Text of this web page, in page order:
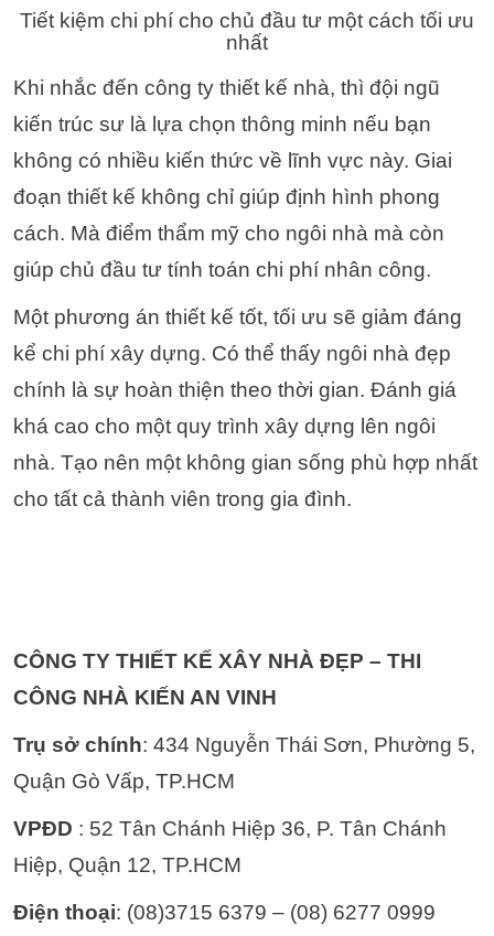
Tiết kiệm chi phí cho chủ đầu tư một cách tối ưu
nhất
Khi nhắc đến công ty thiết kế nhà, thì đội ngũ
kiến trúc sư là lựa chọn thông minh nếu bạn
không có nhiều kiến ​​thức về lĩnh vực này. Giai
đoạn thiết kế không chỉ giúp định hình phong
cách. Mà điểm thẩm mỹ cho ngôi nhà mà còn
giúp chủ đầu tư tính toán chi phí nhân công.
Một phương án thiết kế tốt, tối ưu sẽ giảm đáng
kể chi phí xây dựng. Có thể thấy ngôi nhà đẹp
chính là sự hoàn thiện theo thời gian. Đánh giá
khá cao cho một quy trình xây dựng lên ngôi
nhà. Tạo nên một không gian sống phù hợp nhất
cho tất cả thành viên trong gia đình.
CÔNG TY THIẾT KẾ XÂY NHÀ ĐẸP – THI
CÔNG NHÀ KIẾN AN VINH
Trụ sở chính: 434 Nguyễn Thái Sơn, Phường 5,
Quận Gò Vấp, TP.HCM
VPĐD : 52 Tân Chánh Hiệp 36, P. Tân Chánh
Hiệp, Quận 12, TP.HCM
Điện thoại: (08)3715 6379 – (08) 6277 0999